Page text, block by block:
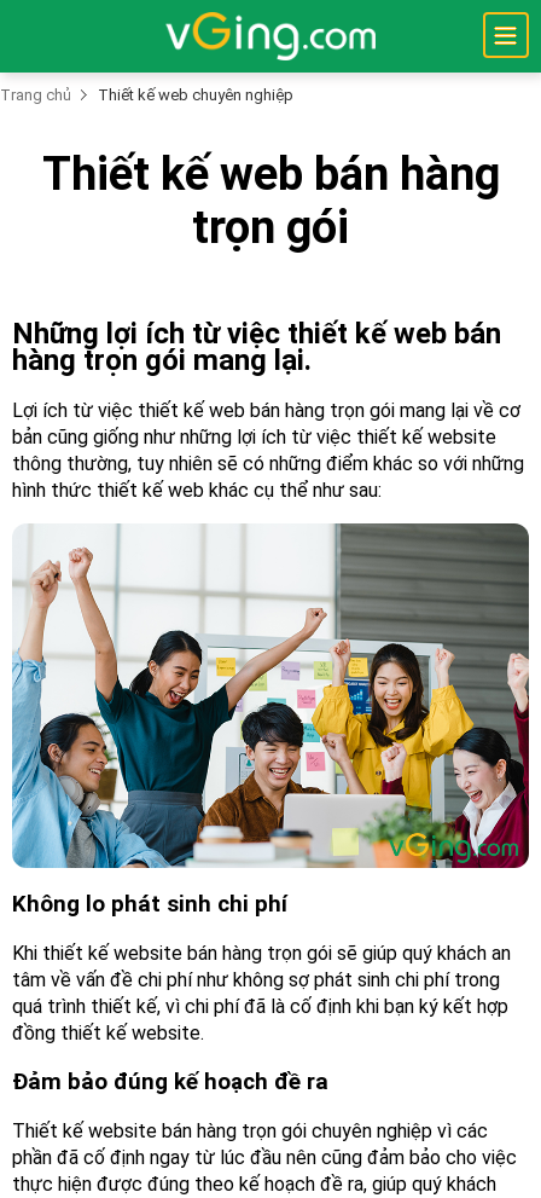
Trang
Miền
Máy
Chủ
Bảo
Mật
Mail
Google
Website
Mẫu
Kiến
Thức
Giới
thiệu
về
công
hàng
Tuyển
dụng
Liên
hệ
Trang chủ Thiết kế web chuyên nghiệp
Thiết kế web bán hàng
trọn gói
Những lợi ích từ việc thiết kế web bán
hàng trọn gói mang lại.
Lợi ích từ việc thiết kế web bán hàng trọn gói mang lại về cơ
bản cũng giống như những lợi ích từ việc thiết kế website
thông thường, tuy nhiên sẽ có những điểm khác so với những
hình thức thiết kế web khác cụ thể như sau:
Không lo phát sinh chi phí
Khi thiết kế website bán hàng trọn gói sẽ giúp quý khách an
tâm về vấn đề chi phí như không sợ phát sinh chi phí trong
quá trình thiết kế, vì chi phí đã là cố định khi bạn ký kết hợp
đồng thiết kế website.
Đảm bảo đúng kế hoạch đề ra
Thiết kế website bán hàng trọn gói chuyên nghiệp vì các
phần đã cố định ngay từ lúc đầu nên cũng đảm bảo cho việc
thực hiện được đúng theo kế hoạch đề ra, giúp quý khách